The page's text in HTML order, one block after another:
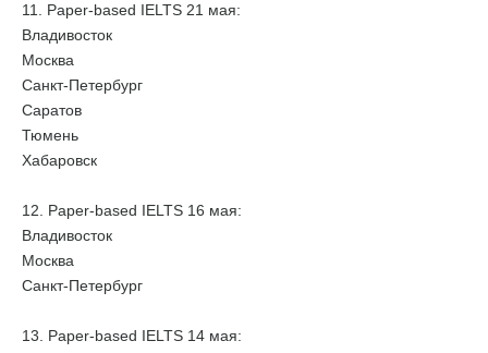
11. Paper-based IELTS 21 мая:
Владивосток
Москва
Санкт-Петербург
Саратов
Тюмень
Хабаровск
12. Paper-based IELTS 16 мая:
Владивосток
Москва
Санкт-Петербург
13. Paper-based IELTS 14 мая: